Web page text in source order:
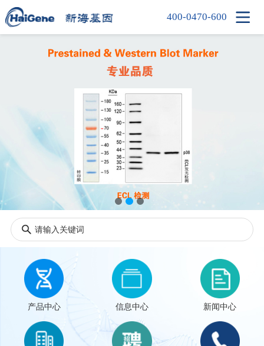
产品中心
公司简介
人才招聘
400-0470-600 
产品中心 信息中心 新闻中心